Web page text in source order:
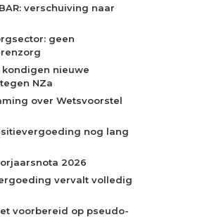
verschuiving naar
geen
nieuwe
NZa
over Wetsvoorstel
nog lang
2026
vervalt volledig
voorbereid op pseudo-